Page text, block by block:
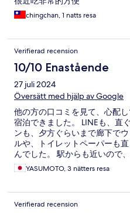
chingchan, 1 natts resa
Verifierad recension
10/10 Enastående
27 juli 2024
Översätt med hjälp av Google
他の方の口コミを見て、心配
宿泊できました。 LINEも、直
ンも、夕方ぐらいまで廊下で
ルや、トイレットペーパーも
んでした。 駅からも近いので
YASUMOTO, 3 nätters resa
Verifierad recension